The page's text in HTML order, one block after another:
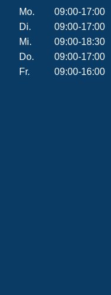
Mo.
09:00-17:00
Di.
09:00-17:00
Mi.
09:00-18:30
Do.
09:00-17:00
Fr.
09:00-16:00